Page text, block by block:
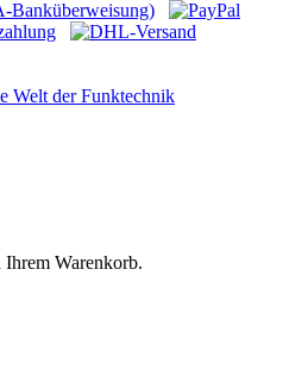
Welt der Funktechnik
Warenkorb.